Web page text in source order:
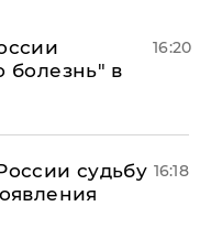
болезнь" в
16:20
судьбу 16:18